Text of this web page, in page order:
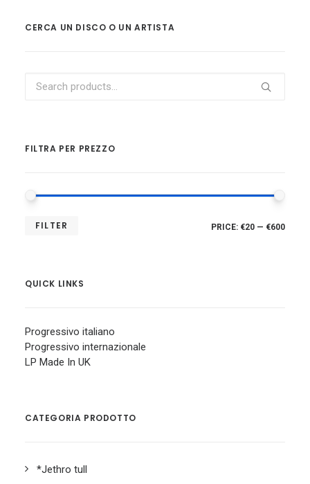
CERCA UN DISCO O UN ARTISTA
Search
FILTRA PER PREZZO
MIN
MAX
FILTER PRICE: €20 — €600
QUICK LINKS
Progressivo italiano
Progressivo internazionale
LP Made In UK
CATEGORIA PRODOTTO
*Jethro tull